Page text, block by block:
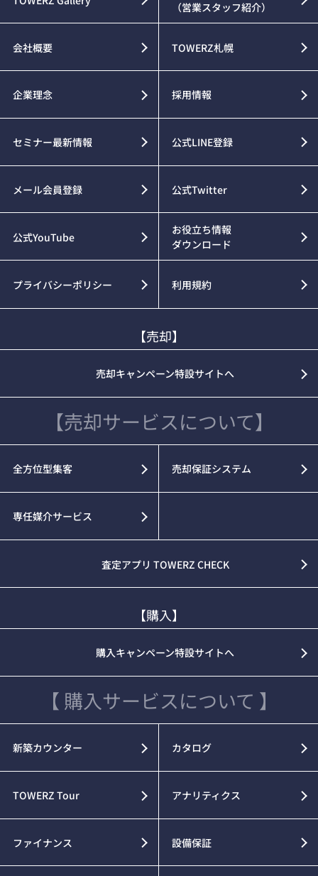
（営業スタッフ紹介）
会社概要 TOWERZ札幌
企業理念 採用情報
セミナー最新情報 公式LINE登録
メール会員登録 公式Twitter
公式YouTube
お役立ち情報
ダウンロード
プライバシーポリシー 利用規約
【売却】
売却キャンペーン特設サイトへ
【売却サービスについて】
全方位型集客 売却保証システム
専任媒介サービス
査定アプリ TOWERZ CHECK
【購入】
購入キャンペーン特設サイトへ
【 購入サービスについて 】
新築カウンター カタログ
TOWERZ Tour アナリティクス
ファイナンス 設備保証